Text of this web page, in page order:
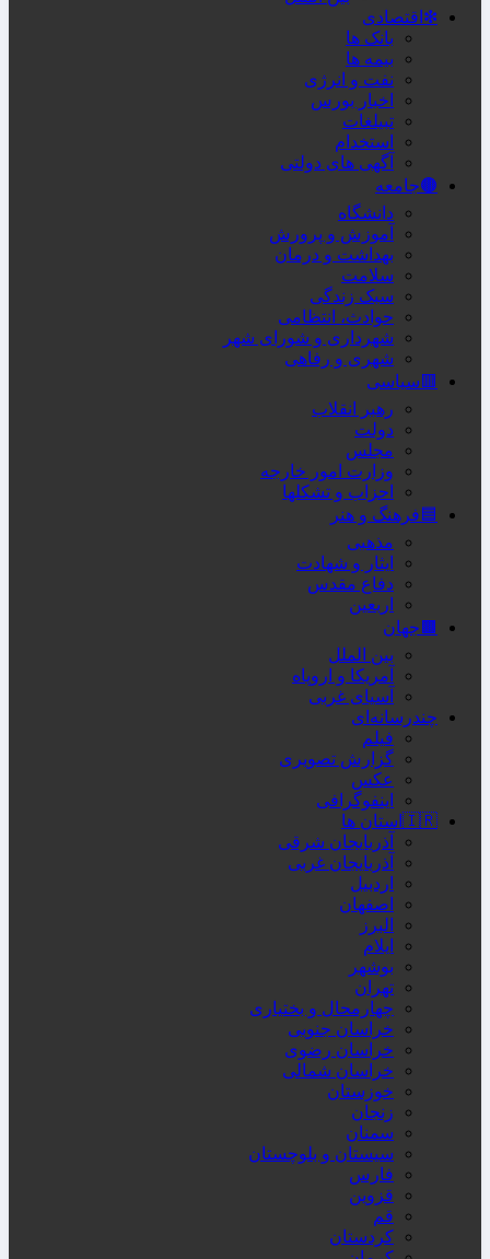
❇اقتصادی
بانک ها
بیمه ها
نفت و انرژی
اخبار بورس
تبیلغات
استخدام
آگهی های دولتی
🟤جامعه
دانشگاه
آموزش و پرورش
بهداشت و درمان
سلامت
سبک زندگی
حوادث، انتظامی
شهرداری و شورای شهر
شهری و رفاهی
🟥سیاسی
رهبر انقلاب
دولت
مجلس
وزارت امور خارجه
احزاب و تشکلها
🟦فرهنگ و هنر
مذهبی
ایثار و شهادت
دفاع مقدس
اربعین
🟫جهان
بین الملل
آمریکا و اروپاه
آسیای غربی
چندرسانه‌ای
فیلم
گزارش تصویری
عکس
اینفوگرافی
🇮🇷استان ها
آذربایجان شرقی
آذربایجان غربی
اردبیل
اصفهان
البرز
ایلام
بوشهر
تهران
چهارمحال و بختیاری
خراسان جنوبی
خراسان رضوی
خراسان شمالی
خوزستان
زنجان
سمنان
سیستان و بلوچستان
فارس
قزوین
قم
کردستان